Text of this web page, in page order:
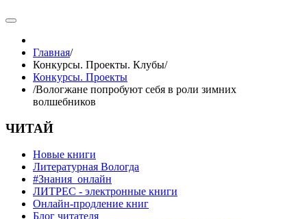
Главная/
Конкурсы. Проекты. Клубы/
Конкурсы. Проекты
/Вологжане попробуют себя в роли зимних
волшебников
ЧИТАЙ
Новые книги
Литературная Вологда
#Знания_онлайн
ЛИТРЕС - электронные книги
Онлайн-продление книг
Блог читателя